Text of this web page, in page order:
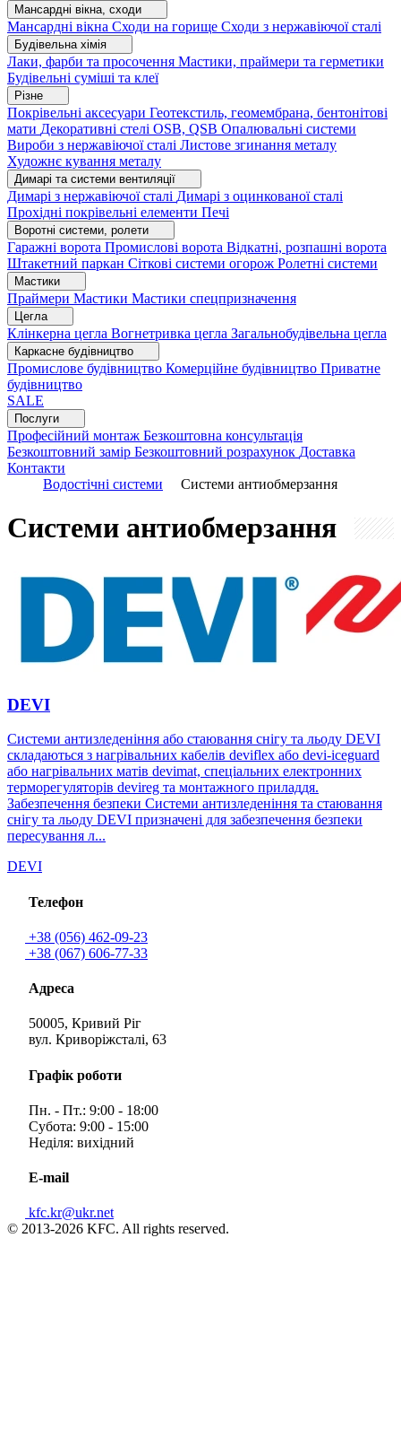
Мансардні вікна, сходи
Мансардні вікна Сходи на горище Сходи з нержавіючої сталі
Будівельна хімія
Лаки, фарби та просочення Мастики, праймери та герметики
Будівельні суміші та клеї
Різне
Покрівельні аксесуари Геотекстиль, геомембрана, бентонітові
мати Декоративні стелі OSB, QSB Опалювальні системи
Вироби з нержавіючої сталі Листове згинання металу
Художнє кування металу
Димарі та системи вентиляції
Димарі з нержавіючої сталі Димарі з оцинкованої сталі
Прохідні покрівельні елементи Печі
Воротні системи, ролети
Гаражні ворота Промислові ворота Відкатні, розпашні ворота
Штакетний паркан Сіткові системи огорож Ролетні системи
Мастики
Праймери Мастики Мастики спецпризначення
Цегла
Клінкерна цегла Вогнетривка цегла Загальнобудівельна цегла
Каркасне будівництво
Промислове будівництво Комерційне будівництво Приватне
будівництво
SALE
Послуги
Професійний монтаж Безкоштовна консультація
Безкоштовний замір Безкоштовний розрахунок Доставка
Контакти
Водостічні системи
Системи антиобмерзання
Системи антиобмерзання
DEVI
Системи антизледеніння або стаювання снігу та льоду DEVI
складаються з нагрівальних кабелів deviflex або devi-iceguard
або нагрівальних матів devimat, спеціальних електронних
терморегуляторів devireg та монтажного приладдя.
Забезпечення безпеки Системи антизледеніння та стаювання
снігу та льоду DEVI призначені для забезпечення безпеки
пересування л...
DEVI
Телефон
+38 (056) 462-09-23
+38 (067) 606-77-33
Адреса
50005, Кривий Ріг
вул. Криворіжсталі, 63
Графік роботи
Пн. - Пт.: 9:00 - 18:00
Субота: 9:00 - 15:00
Неділя: вихідний
E-mail
kfc.kr@ukr.net
© 2013-2026 KFC. All rights reserved.